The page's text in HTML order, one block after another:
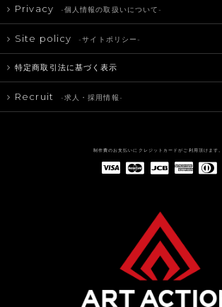
Privacy -個人情報の取扱いについて-
Site policy -サイトポリシー-
特定商取引法に基づく表示
Recruit -求人・採用情報-
制作費のお支払いにクレジットカードがご利用頂けます。